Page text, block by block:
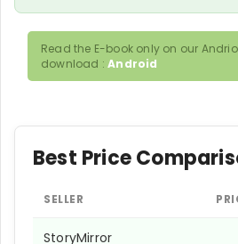
Read the E-book only on our
download :Android
Best Price
SELLER
StoryMirror